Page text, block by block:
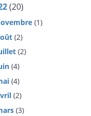
(20)
(1)
(2)
(2)
(4)
(4)
(2)
(3)